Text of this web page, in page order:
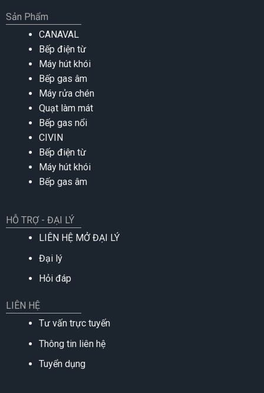
Sản Phẩm
CANAVAL
Bếp điện từ
Máy hút khói
Bếp gas âm
Máy rửa chén
Quạt làm mát
Bếp gas nổi
CIVIN
Bếp điện từ
Máy hút khói
Bếp gas âm
HỖ TRỢ - ĐẠI LÝ
LIÊN HỆ MỞ ĐẠI LÝ
Đại lý
Hỏi đáp
LIÊN HỆ
Tư vấn trực tuyến
Thông tin liên hệ
Tuyển dụng